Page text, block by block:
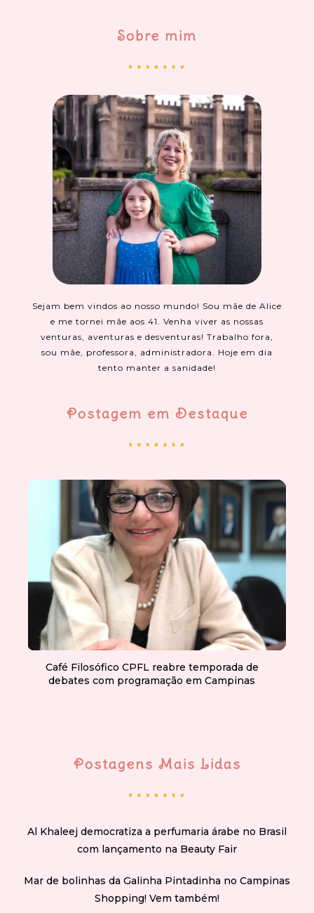
Sobre mim
Sejam bem vindos ao nosso mundo! Sou mãe de Alice
e me tornei mãe aos 41. Venha viver as nossas
venturas, aventuras e desventuras! Trabalho fora,
sou mãe, professora, administradora. Hoje em dia
tento manter a sanidade!
Postagem em Destaque
Café Filosófico CPFL reabre temporada de
debates com programação em Campinas
Postagens Mais Lidas
Al Khaleej democratiza a perfumaria árabe no Brasil
com lançamento na Beauty Fair
Mar de bolinhas da Galinha Pintadinha no Campinas
Shopping! Vem também!